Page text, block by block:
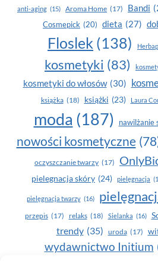
anti-aging (15) Aroma Home (17) Bandi
Cosmepick (20) dieta (27)
Floslek (138)
kosmetyki (83)
kosmetyki do włosów (30)
książka (18) książki (23) Laura
moda (187) nawilżanie
nowości kosmetyczne
oczyszczanie twarzy (17)
pielegnacja skóry (24) pielęgnacja
pielęgnacja twarzy (16)
przepis (17) relaks (18) Sielanka (16)
trendy (35) uroda (17)
wydawnictwo Initium